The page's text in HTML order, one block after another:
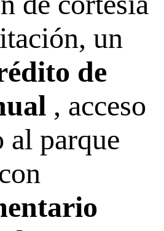
un
de
, acceso
al parque